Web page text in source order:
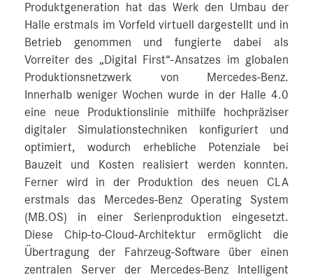
Produktgeneration hat das Werk den Umbau der
Halle erstmals im Vorfeld virtuell dargestellt und in
Betrieb genommen und fungierte dabei als
Vorreiter des „Digital First“-Ansatzes im globalen
Produktionsnetzwerk von Mercedes-Benz.
Innerhalb weniger Wochen wurde in der Halle 4.0
eine neue Produktionslinie mithilfe hochpräziser
digitaler Simulationstechniken konfiguriert und
optimiert, wodurch erhebliche Potenziale bei
Bauzeit und Kosten realisiert werden konnten.
Ferner wird in der Produktion des neuen CLA
erstmals das Mercedes-Benz Operating System
(MB.OS) in einer Serienproduktion eingesetzt.
Diese Chip-to-Cloud-Architektur ermöglicht die
Übertragung der Fahrzeug-Software über einen
zentralen Server der Mercedes-Benz Intelligent